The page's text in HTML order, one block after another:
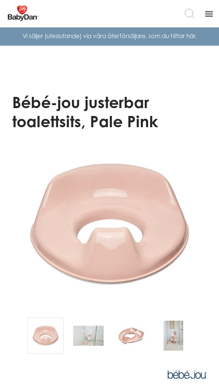
menu
Vi säljer (uteslutande) via våra återförsäljare, som du hittar här.
Bébé-jou justerbar
toalettsits, Pale Pink